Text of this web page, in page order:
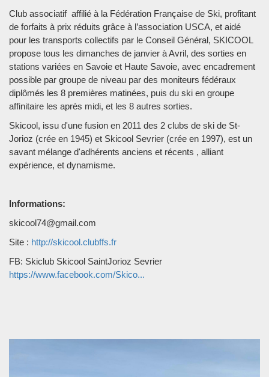
Club associatif affilié à la Fédération Française de Ski, profitant
de forfaits à prix réduits grâce à l’association USCA, et aidé
pour les transports collectifs par le Conseil Général, SKICOOL
propose tous les dimanches de janvier à Avril, des sorties en
stations variées en Savoie et Haute Savoie, avec encadrement
possible par groupe de niveau par des moniteurs fédéraux
diplômés les 8 premières matinées, puis du ski en groupe
affinitaire les après midi, et les 8 autres sorties.
Skicool, issu d'une fusion en 2011 des 2 clubs de ski de St-
Jorioz (crée en 1945) et Skicool Sevrier (crée en 1997), est un
savant mélange d'adhérents anciens et récents , alliant
expérience, et dynamisme.
Informations:
skicool74@gmail.com
Site : http://skicool.clubffs.fr
FB: Skiclub Skicool SaintJorioz Sevrier
https://www.facebook.com/Skico...